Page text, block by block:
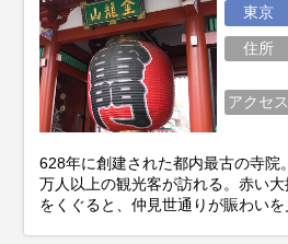
東京
住所
アクセス
628年に創建された都内最古の寺院
万人以上の観光客が訪れる。赤い
をくぐると、仲見世通りが賑わいを